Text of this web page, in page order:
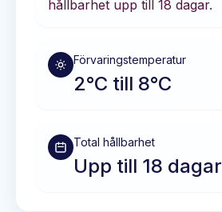
hållbarhet upp till 18 dagar.
Förvaringstemperatur
2°C till 8°C
Total hållbarhet
Upp till 18 dagar